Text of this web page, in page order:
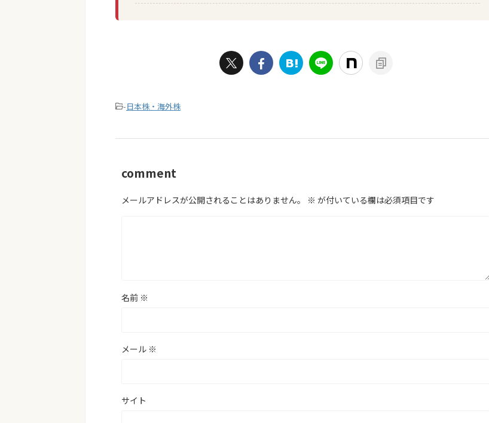
-日本株・海外株
comment
メールアドレスが公開されることはありません。 ※ が付いている欄は必須項目です
名前 ※
メール ※
サイト